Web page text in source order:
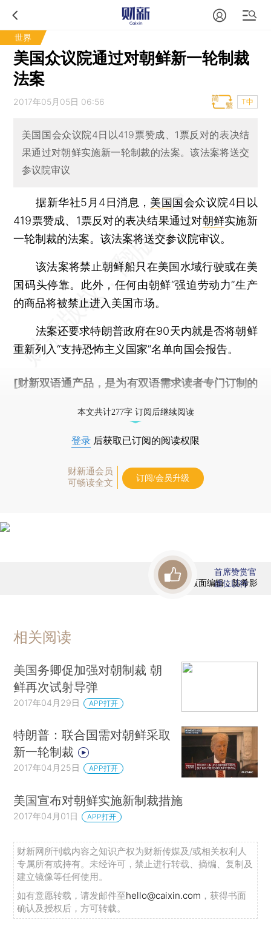
世界
美国众议院通过对朝鲜新一轮制裁
法案
2017年05月05日 06:56 T中
美国国会众议院4日以419票赞成、1票反对的表决结
果通过对朝鲜实施新一轮制裁的法案。该法案将送交
参议院审议
据新华社5月4日消息， 美国 国会众议院4日以
419票赞成、1票反对的表决结果通过对朝鲜实施新
一轮制裁的法案。该法案将送交参议院审议。
该法案将禁止朝鲜船只在美国水域行驶或在美
国码头停靠。此外，任何由朝鲜“强迫劳动力”生产
的商品将被禁止进入美国市场。
法案还要求特朗普政府在90天内就是否将朝鲜
重新列入“支持恐怖主义国家”名单向国会报告。
[财新双语通产品，是为有双语需求读者专门订制的
本文共计277字 订阅后继续阅读
登录 后获取已订阅的阅读权限
财新通会员
可畅读全文
订阅/会员升级
版面编辑：陈希影
首席赞赏官
虚位以待
相关阅读
美国务卿促加强对朝制裁 朝
鲜再次试射导弹
2017年04月29日 APP打开
特朗普：联合国需对朝鲜采取
新一轮制裁
2017年04月25日 APP打开
美国宣布对朝鲜实施新制裁措施
2017年04月01日 APP打开
财新网所刊载内容之知识产权为财新传媒及/或相关权利人
专属所有或持有。未经许可，禁止进行转载、摘编、复制及
建立镜像等任何使用。
如有意愿转载，请发邮件至hello@caixin.com ，获得书面
确认及授权后，方可转载。